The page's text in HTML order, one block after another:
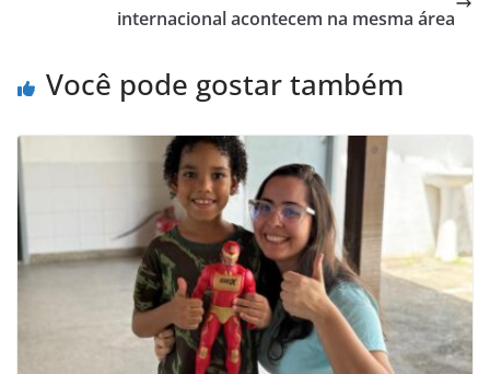
o
k
internacional acontecem na mesma área
Você pode gostar também